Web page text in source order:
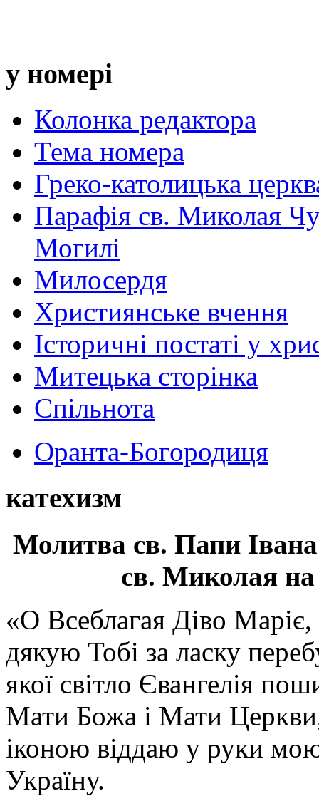
у номері
Колонка редактора
Тема номера
Греко-католицька
Парафія св. Миколая
Могилі
Милосердя
Християнське вчення
Історичні постаті у
Митецька сторінка
Спільнота
Оранта-Богородиця
катехизм
Молитва св. Папи
св. Миколая на
«О Всеблагая Діво
дякую Тобі за ласку
якої світло Євангелія
Мати Божа і Мати
іконою віддаю у руки
Україну.